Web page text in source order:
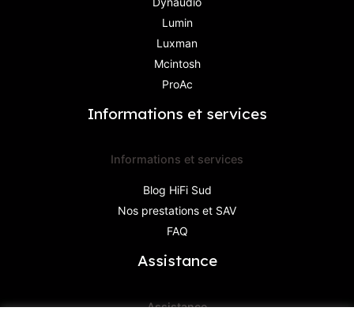
Lumin
Luxman
Mcintosh
ProAc
Informations et services
Informations et services
Blog HiFi Sud
Nos prestations et SAV
FAQ
Assistance
Assistance